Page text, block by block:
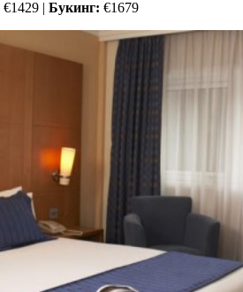
€1429 | Букинг: €1679